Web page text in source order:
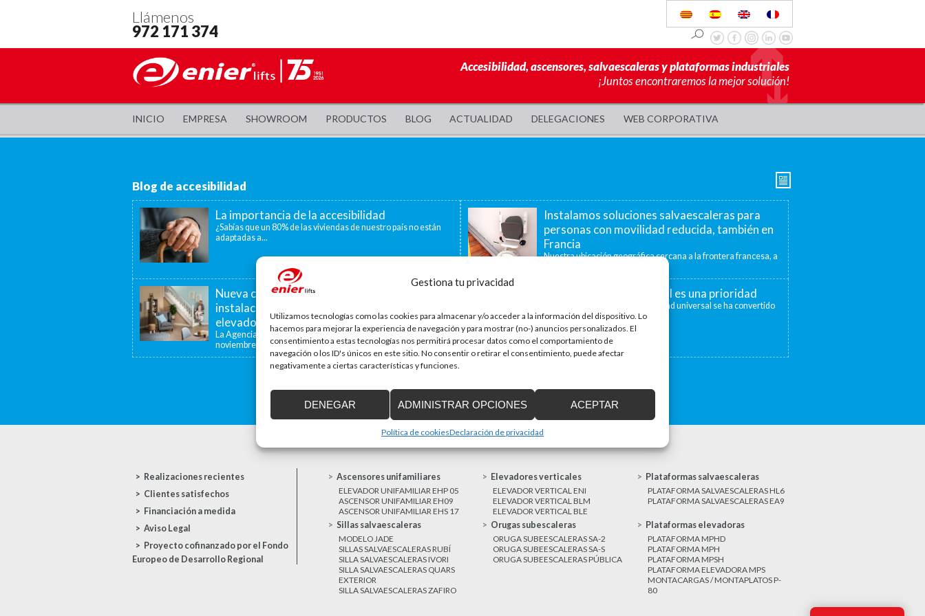
Gestiona tu privacidad
Utilizamos tecnologías como las cookies para almacenar y/o acceder a la información del dispositivo. Lo
hacemos para mejorar la experiencia de navegación y para mostrar (no-) anuncios personalizados. El
consentimiento a estas tecnologías nos permitirá procesar datos como el comportamiento de
navegación o los ID's únicos en este sitio. No consentir o retirar el consentimiento, puede afectar
negativamente a ciertas características y funciones.
ACEPTAR
DENEGAR ADMINISTRAR OPCIONES
Política de cookiesDeclaración de privacidad
Llámenos
972 171 374
Accesibilidad, ascensores, salvaescaleras y plataformas industriales
¡Juntos encontraremos la mejor solución!
INICIO EMPRESA SHOWROOM PRODUCTOS BLOG ACTUALIDAD DELEGACIONES WEB CORPORATIVA
Blog de accesibilidad
La importancia de la accesibilidad
¿Sabías que un 80% de las viviendas de nuestro país no están
adaptadas a...
Instalamos soluciones salvaescaleras para
personas con movilidad reducida, también en
Francia
Nuestra ubicación geográfica cercana a la frontera francesa, a
40 minutos, nos permite ofrecer...
Nueva convocatoria de ayudas para la
instalación de ascensores, plataformas
elevadoras y dispositivos de accesibilidad
La Agencia de la Vivienda de Cataluña aprobó el pasado 15 de
noviembre de...
La accesibilidad universal es una prioridad
En la última década la accesibilidad universal se ha convertido
en una prioridad para...
Realizaciones recientes
Clientes satisfechos
Financiación a medida
Aviso Legal
Proyecto cofinanzado por el Fondo
Europeo de Desarrollo Regional
Ascensores unifamiliares
ELEVADOR UNIFAMILIAR EHP 05
ASCENSOR UNIFAMILIAR EH09
ASCENSOR UNIFAMILIAR EHS 17
Elevadores verticales
ELEVADOR VERTICAL ENI
ELEVADOR VERTICAL BLM
ELEVADOR VERTICAL BLE
Plataformas salvaescaleras
PLATAFORMA SALVAESCALERAS HL6
PLATAFORMA SALVAESCALERAS EA9
Sillas salvaescaleras
MODELO JADE
SILLAS SALVAESCALERAS RUBÍ
SILLA SALVAESCALERAS IVORI
SILLA SALVAESCALERAS QUARS
EXTERIOR
SILLA SALVAESCALERAS ZAFIRO
Orugas subescaleras
ORUGA SUBEESCALERAS SA-2
ORUGA SUBEESCALERAS SA-S
ORUGA SUBEESCALERAS PÚBLICA
Plataformas elevadoras
PLATAFORMA MPHD
PLATAFORMA MPH
PLATAFORMA MPSH
PLATAFORMA ELEVADORA MPS
MONTACARGAS / MONTAPLATOS P-
80